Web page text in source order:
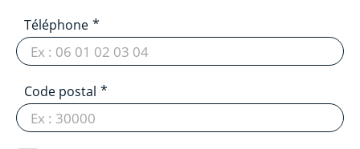
Téléphone
Code postal